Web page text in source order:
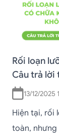
Rối loạn
Câu trả lời
13/12/2025
Hiện tại, rối
toàn,